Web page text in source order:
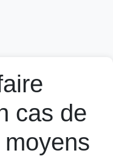
cas de